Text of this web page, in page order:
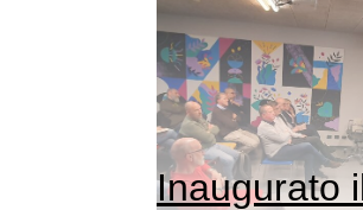
Inaugurato